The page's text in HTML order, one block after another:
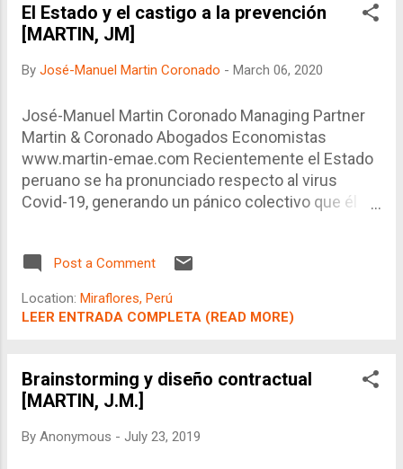
norma emitida por el Congreso ó por
el Ejecutivo es una norma adecuada
no lo sea, ésta es declarada
las políticas económicas planteadas
por los economistas, sólo pueden
ver la luz a través de normas, siendo
las más importantes, aquellas con
rango de Ley. Esto las hace
este criterio de constitucional. No
obstante, no sólo son los
economistas quienes proponen
normas cuyo objetivo es económico,
El Estado y el castigo a la prevención
[MARTIN, JM]
By José-Manuel Martin Coronado - March 06, 2020
José-Manuel Martin Coronado Managing Partner
Martin & Coronado Abogados Economistas
www.martin-emae.com Recientemente el Estado
peruano se ha pronunciado respecto al virus
Covid-19, generando un pánico colectivo que él
considerando el crecimiento lineal de las muertes
respecto una vez realizado el anuncio?
Post a Comment
Location: Miraflores, Perú
LEER ENTRADA COMPLETA (READ MORE)
Brainstorming y diseño contractual
[MARTIN, J.M.]
By Anonymous - July 23, 2019